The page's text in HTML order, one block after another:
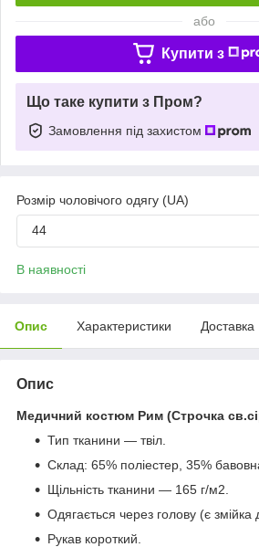
або
Купити з
Що таке купити з Пром?
Замовлення під захистом
Розмір чоловічого одягу (UA)
44
В наявності
Опис Характеристики Доставка
Опис
Медичний костюм Рим (Строчка
Тип тканини — твіл.
Склад: 65% поліестер, 35%
Щільність тканини — 165 г/м2.
Одягається через голову (є змійка
Рукав короткий.